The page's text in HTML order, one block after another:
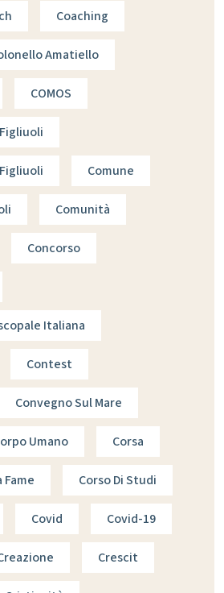
Coaching
Amatiello
COMOS
Comune
Comunità
Concorso
Italiana
Contest
Convegno Sul Mare
Umano Corsa
Fame Corso Di Studi
Covid Covid-19
Crescit